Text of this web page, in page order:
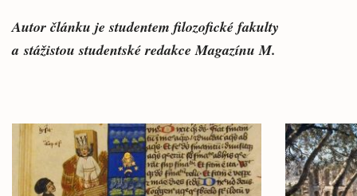
Autor článku je studentem filozofické fakulty
a stážistou studentské redakce Magazínu M.
Související
články